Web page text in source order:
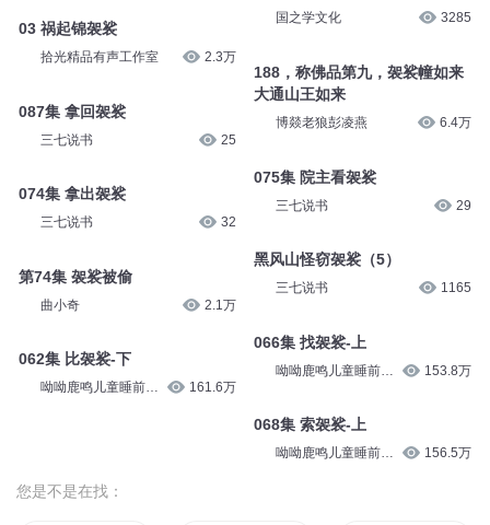
03 祸起锦袈裟
拾光精品有声工作室 2.3万
087集 拿回袈裟
三七说书 25
074集 拿出袈裟
三七说书 32
第74集 袈裟被偷
曲小奇 2.1万
062集 比袈裟-下
呦呦鹿鸣儿童睡前故
161.6万
国之学文化 3285
188，称佛品第九，袈裟幢如来
大通山王如来
博燚老狼彭凌燕 6.4万
075集 院主看袈裟
三七说书 29
黑风山怪窃袈裟（5）
三七说书 1165
066集 找袈裟-上
呦呦鹿鸣儿童睡前故
153.8万
068集 索袈裟-上
呦呦鹿鸣儿童睡前故
156.5万
您是不是在找：